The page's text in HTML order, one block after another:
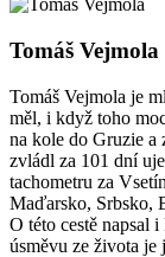
Tomáš Vejmola
Tomáš Vejmola je
měl, i když toho
na kole do Gruzie
zvládl za 101 dní
tachometru za
Maďarsko, Srbsko,
O této cestě napsal
úsměvu ze života je